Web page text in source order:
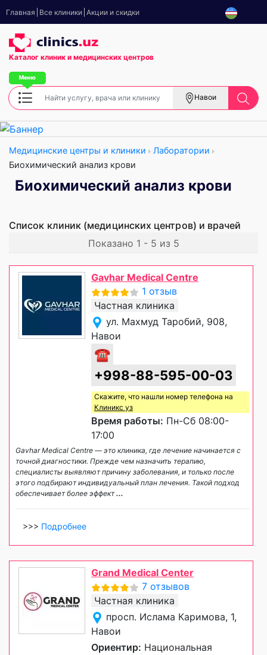
Главная Все клиники Акции и скидки
Каталог клиник и медицинских центров
Навои
Медицинские центры и клиники
Лаборатории
Биохимический анализ крови
Биохимический анализ крови
Список клиник (медицинских центров) и врачей
Показано 1 - 5 из 5
Gavhar Medical Centre
1 отзыв
Частная клиника
ул. Махмуд Таробий, 908,
Навои
☎
+998-88-595-00-03
Скажите, что нашли номер телефона на
Клиникс уз
Время работы: Пн-Сб 08:00-
17:00
Gavhar Medical Centre — это клиника, где лечение начинается с
точной диагностики. Прежде чем назначить терапию,
специалисты выявляют причину заболевания, и только после
этого подбирают индивидуальный план лечения. Такой подход
обеспечивает более эффект...
>>> Подробнее
Grand Medical Center
7 отзывов
Частная клиника
просп. Ислама Каримова, 1,
Навои
Ориентир: Национальная